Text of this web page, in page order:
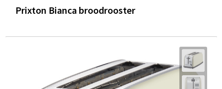
Prixton Bianca broodrooster